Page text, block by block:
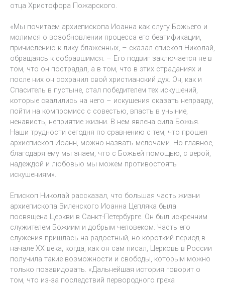
отца Христофора Пожарского.
«Мы почитаем архиепископа Иоанна как слугу Божьего и
молимся о возобновлении процесса его беатификации,
причислению к лику блаженных, – сказал епископ Николай,
обращаясь к собравшимся. – Его подвиг заключается не в
том, что он пострадал, а в том, что в этих страданиях и
после них он сохранил свой христианский дух. Он, как и
Спаситель в пустыне, стал победителем тех искушений,
которые свалились на него – искушения сказать неправду,
пойти на компромисс с совестью, впасть в уныние,
ненависть, неприятие жизни. В нем явлена сила Божья.
Наши трудности сегодня по сравнению с тем, что прошел
архиепископ Иоанн, можно назвать мелочами. Но главное,
благодаря ему мы знаем, что с Божьей помощью, с верой,
надеждой и любовью мы можем противостоять
искушениям».
Епископ Николай рассказал, что большая часть жизни
архиепископа Виленского Иоанна Цепляка была
посвящена Церкви в Санкт-Петербурге. Он был искренним
служителем Божиим и добрым человеком. Часть его
служения пришлась на радостный, но короткий период в
начале XX века, когда, как он сам писал, Церковь в России
получила такие возможности и свободы, которым можно
только позавидовать. «Дальнейшая история говорит о
том, что из-за последствий первородного греха